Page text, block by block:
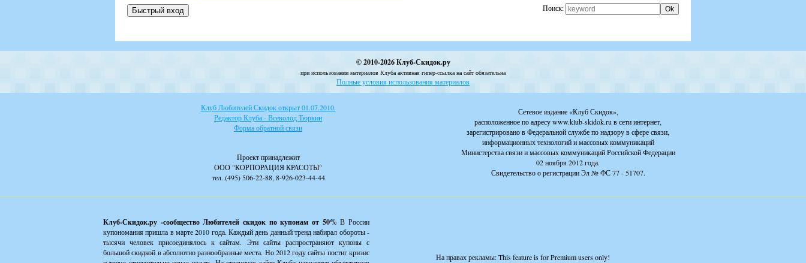
Поиск:
© 2010-2026 Клуб-Скидок.ру
при использовании материалов Клуба активная гипер-ссылка на сайт обязательна
Полные условия использования материалов
Клуб Любителей Скидок открыт 01.07.2010.
Редактор Клуба - Всеволод Тюркин
Форма обратной связи
Проект принадлежит
ООО "КОРПОРАЦИЯ КРАСОТЫ"
тел. (495) 506-22-88, 8-926-023-44-44
Сетевое издание «Клуб Скидок»,
расположенное по адресу www.klub-skidok.ru в сети интернет,
зарегистрировано в Федеральной службе по надзору в сфере связи,
информационных технологий и массовых коммуникаций
Министерства связи и массовых коммуникаций Российской Федерации
02 ноября 2012 года.
Свидетельство о регистрации Эл № ФС 77 - 51707.
Клуб-Скидок.ру -сообщество Любителей скидок по купонам от 50%В России
купономания пришла в марте 2010 года. Каждый день данный тренд набирал обороты -
тысячи человек присоединялось к сайтам. Эти сайты распространяют купоны с
большой скидкой в абсолютно разнообразные места. Но 2012 году сайты постиг кризис
На правах рекламы:This feature is for Premium users only!